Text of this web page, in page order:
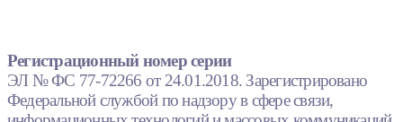
Регистрационный номер серии
ЭЛ № ФС 77-72266 от 24.01.2018. Зарегистрировано
Федеральной службой по надзору в сфере связи,